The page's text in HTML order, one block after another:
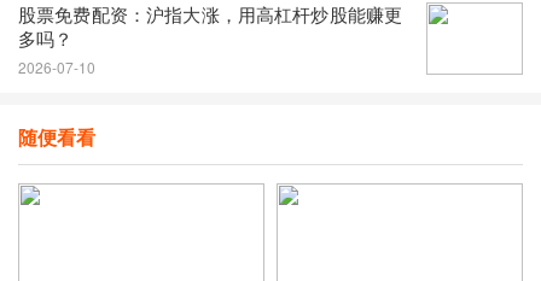
股票免费配资：沪指大涨，用高杠杆炒股能赚更
多吗？
2026-07-10
随便看看